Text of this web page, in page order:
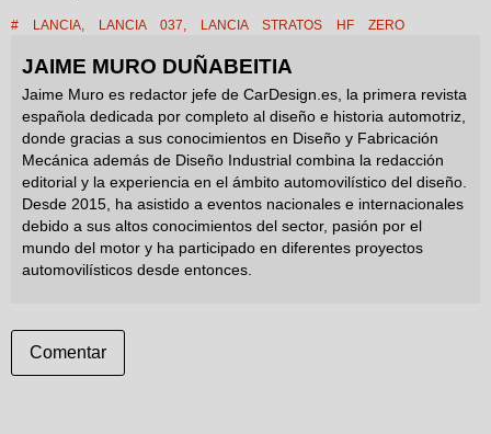
# LANCIA LANCIA 037 LANCIA STRATOS HF ZERO
JAIME MURO DUÑABEITIA
Jaime Muro es redactor jefe de CarDesign.es, la primera revista
española dedicada por completo al diseño e historia automotriz,
donde gracias a sus conocimientos en Diseño y Fabricación
Mecánica además de Diseño Industrial combina la redacción
editorial y la experiencia en el ámbito automovilístico del diseño.
Desde 2015, ha asistido a eventos nacionales e internacionales
debido a sus altos conocimientos del sector, pasión por el
mundo del motor y ha participado en diferentes proyectos
automovilísticos desde entonces.
Comentar